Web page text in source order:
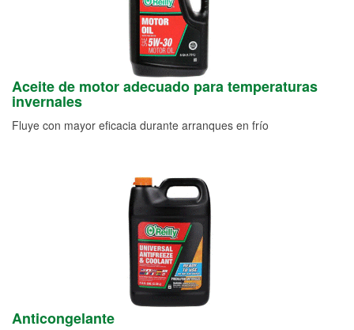
Aceite de motor adecuado para temperaturas
invernales
Fluye con mayor eficacia durante arranques en frío
Anticongelante